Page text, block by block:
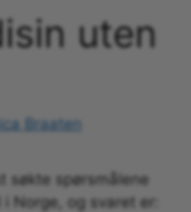
uten
Braaten
søkte spørsmålene
Norge, og svaret er: